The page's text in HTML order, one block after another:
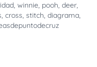
, winnie, pooh, deer,
, cross, stitch, diagrama,